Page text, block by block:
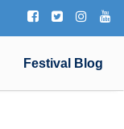
Festival Blog